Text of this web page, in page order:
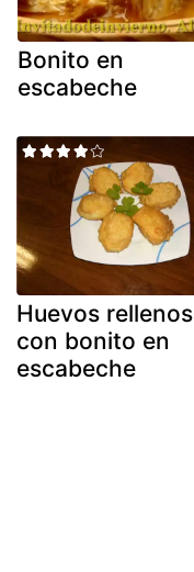
Bonito en
escabeche
Huevos rellenos
con bonito en
escabeche